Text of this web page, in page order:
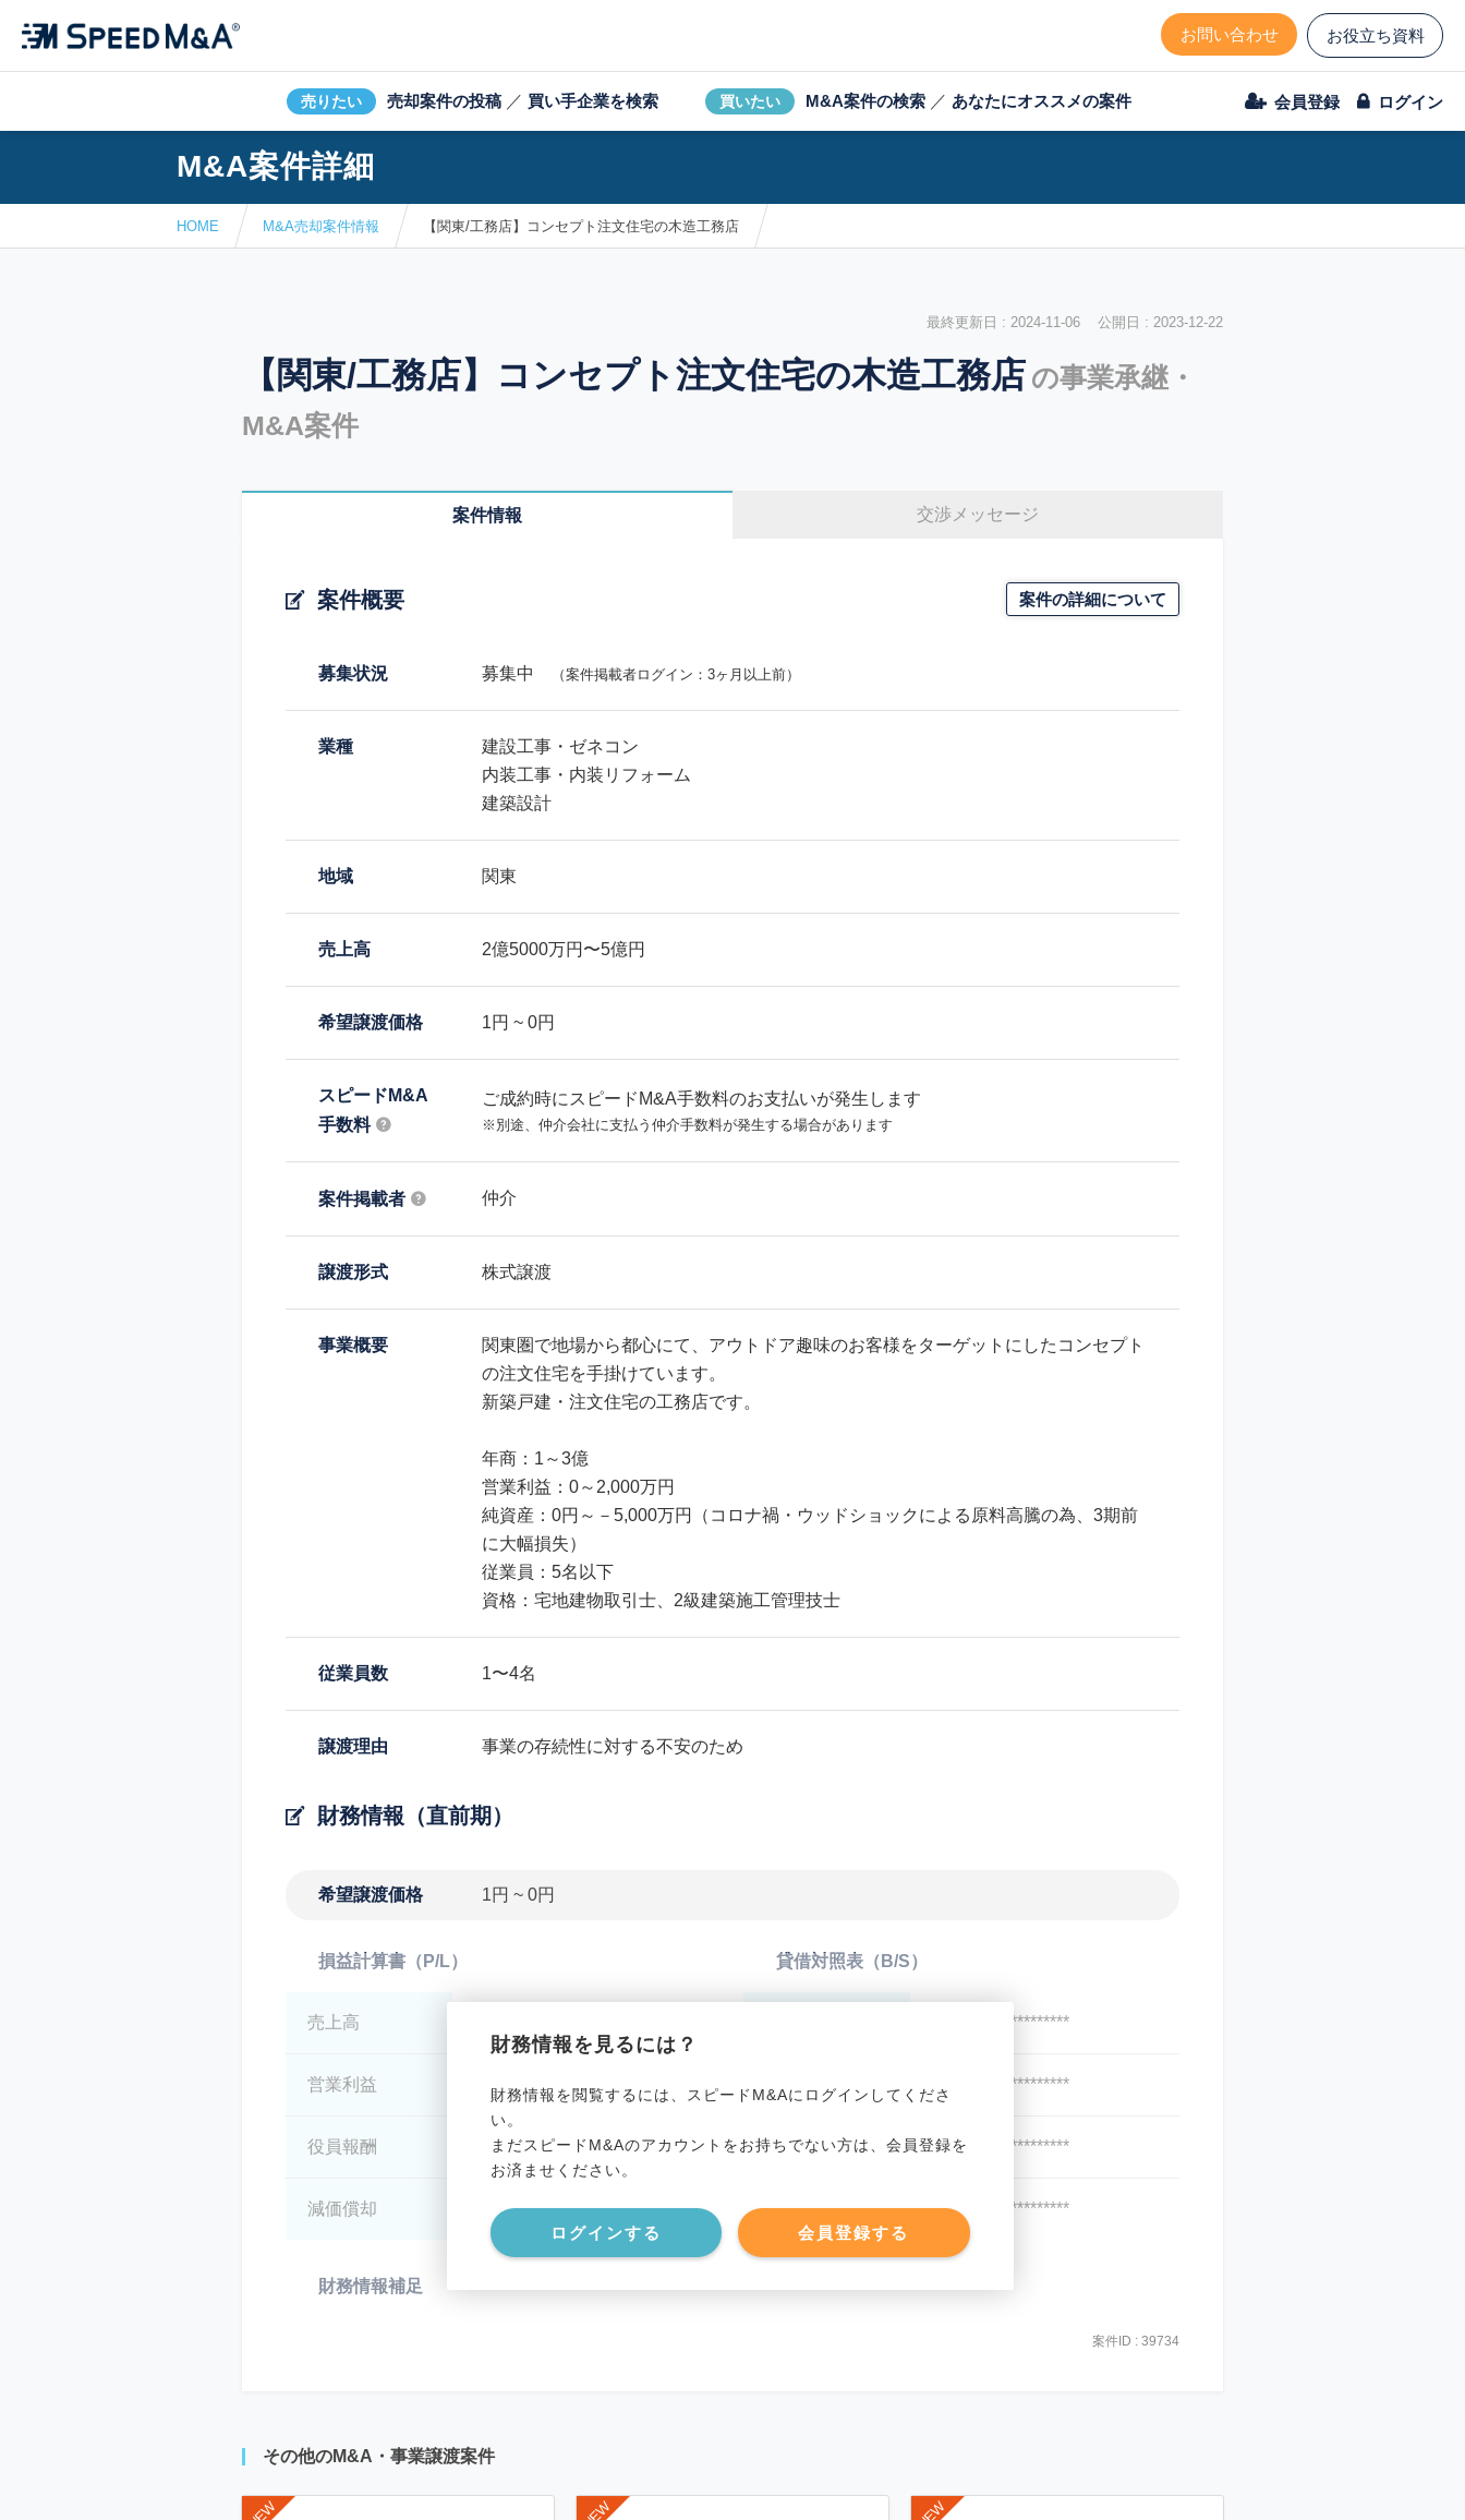
お問い合わせ お役立ち資料
売りたい 売却案件の投稿 ／ 買い手企業を検索 買いたい M&A案件の検索 ／ あなたにオススメの案件 会員登録 ログイン
M&A案件詳細
HOME M&A売却案件情報 【関東/工務店】コンセプト注文住宅の木造工務店
最終更新日 : 2024-11-06 公開日 : 2023-12-22
【関東/工務店】コンセプト注文住宅の木造工務店 の事業承継・
M&A案件
案件情報 交渉メッセージ
案件概要 案件の詳細について
募集状況 募集中 （案件掲載者ログイン：3ヶ月以上前）
業種
建設工事・ゼネコン
内装工事・内装リフォーム
建築設計
地域 関東
売上高 2億5000万円〜5億円
希望譲渡価格 1円 ~ 0円
スピードM&A
手数料
ご成約時にスピードM&A手数料のお支払いが発生します
※別途、仲介会社に支払う仲介手数料が発生する場合があります
案件掲載者 仲介
譲渡形式 株式譲渡
事業概要
関東圏で地場から都心にて、アウトドア趣味のお客様をターゲットにしたコンセプト
の注文住宅を手掛けています。
新築戸建・注文住宅の工務店です。
年商：1～3億
営業利益：0～2,000万円
純資産：0円～－5,000万円（コロナ禍・ウッドショックによる原料高騰の為、3期前
に大幅損失）
従業員：5名以下
資格：宅地建物取引士、2級建築施工管理技士
従業員数 1〜4名
譲渡理由 事業の存続性に対する不安のため
財務情報（直前期）
希望譲渡価格 1円 ~ 0円
財務情報を見るには？
財務情報を閲覧するには、スピードM&Aにログインしてくださ
い。
まだスピードM&Aのアカウントをお持ちでない方は、会員登録を
お済ませください。
ログインする 会員登録する
損益計算書（P/L）
売上高
営業利益 ********************
役員報酬 ********************
減価償却 ********************
貸借対照表（B/S）
********************
有利子負債 ********************
純資産 ********************
現預金 ********************
財務情報補足 ********************
案件ID : 39734
その他のM&A・事業譲渡案件